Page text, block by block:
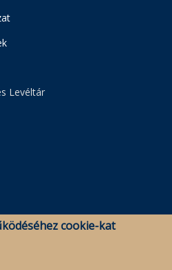
Levéltár
(Szombathely)
cookie-kat